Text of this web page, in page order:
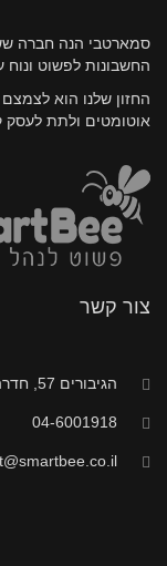
סמארטבי הנה חברה
החשבונות לפשוט ונוח
החזון שלנו הוא
אוטומטים ולתת לעסק
צור קשר
הגיבורים 57, חדרה
04-6001918